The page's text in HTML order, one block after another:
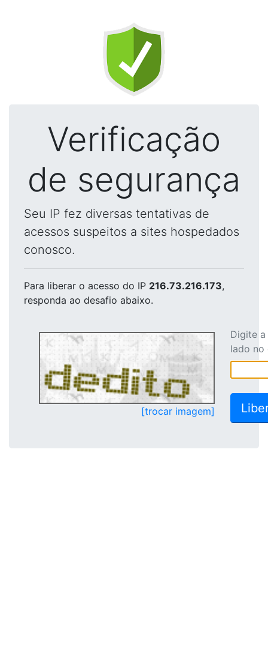
Verificação
de segurança
Seu IP fez diversas tentativas de
acessos suspeitos a sites hospedados
conosco.
Para liberar o acesso do IP 216.73.216.173,
responda ao desafio abaixo.
[trocar imagem]
Digite
lado no